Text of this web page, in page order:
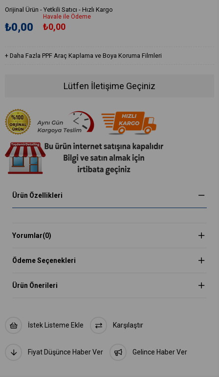
Orijinal Ürün - Yetkili Satıcı - Hızlı Kargo
₺0,00
Havale ile Ödeme
₺0,00
+ Daha Fazla PPF Araç Kaplama ve Boya Koruma Filmleri
Lütfen İletişime Geçiniz
Ürün Özellikleri
Yorumlar(0)
Ödeme Seçenekleri
Ürün Önerileri
İstek Listeme Ekle Karşılaştır
Fiyat Düşünce Haber Ver Gelince Haber Ver